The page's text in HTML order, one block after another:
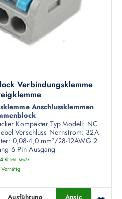
i
s
t
r
e
r
e
V
a
r
i
a
t
Verbindungsklemme
Anschlussklemmen
Kompakter Typ Modell: NC
Verschluss Nennstrom: 32A
0,08-4,0 mm²/28-12AWG 2
6 Pin Ausgang
€ inkl. MwSt.
Vorrätig
Ausführung Ansic